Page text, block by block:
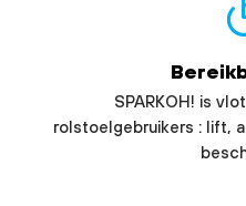
SPARKOH! is
rolstoelgebruikers : lift,